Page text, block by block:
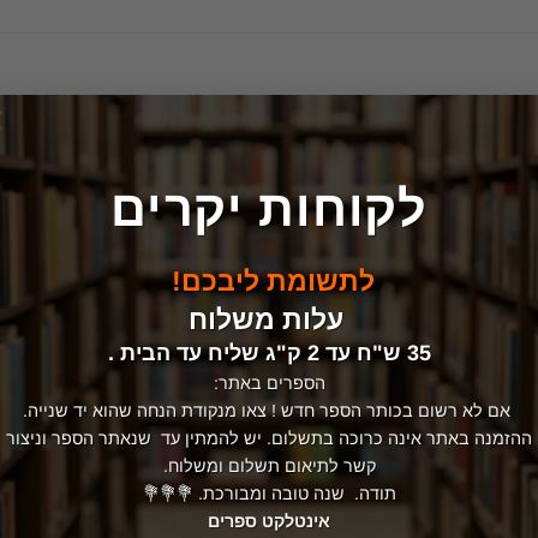
לקוחות יקרים
לתשומת ליבכם!
עלות משלוח
35 ש"ח עד 2 ק"ג שליח עד הבית .
הספרים באתר:
אם לא רשום בכותר הספר חדש ! צאו מנקודת הנחה שהוא יד שנייה.
ההזמנה באתר אינה כרוכה בתשלום. יש להמתין עד שנאתר הספר וניצור
קשר לתיאום תשלום ומשלוח.
תודה. שנה טובה ומבורכת. 💐💐💐
אינטלקט ספרים
פילוסופיה